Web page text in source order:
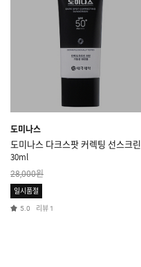
도미나스
도미나스 다크스팟 커렉팅 선스크린
30ml
28,000원
일시품절
5.0 리뷰 1